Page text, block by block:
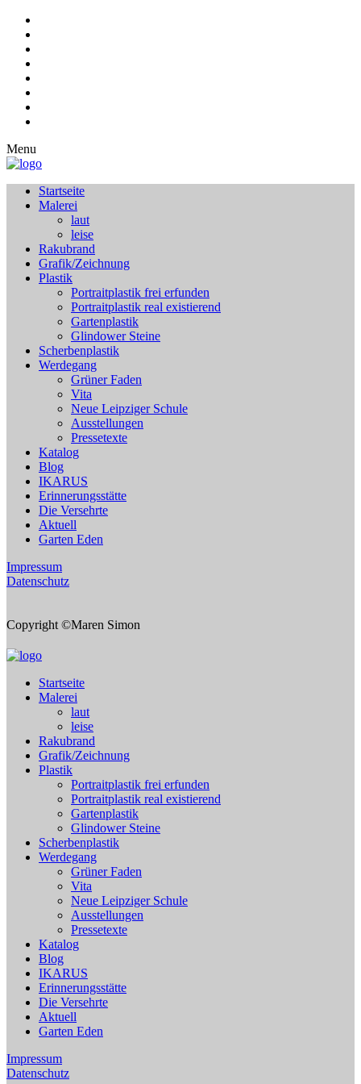
Menu
Startseite
Malerei
laut
leise
Rakubrand
Grafik/Zeichnung
Plastik
Portraitplastik frei erfunden
Portraitplastik real existierend
Gartenplastik
Glindower Steine
Scherbenplastik
Werdegang
Grüner Faden
Vita
Neue Leipziger Schule
Ausstellungen
Pressetexte
Katalog
Blog
IKARUS
Erinnerungsstätte
Die Versehrte
Aktuell
Garten Eden
Impressum
Datenschutz
Copyright ©Maren Simon
Startseite
Malerei
laut
leise
Rakubrand
Grafik/Zeichnung
Plastik
Portraitplastik frei erfunden
Portraitplastik real existierend
Gartenplastik
Glindower Steine
Scherbenplastik
Werdegang
Grüner Faden
Vita
Neue Leipziger Schule
Ausstellungen
Pressetexte
Katalog
Blog
IKARUS
Erinnerungsstätte
Die Versehrte
Aktuell
Garten Eden
Impressum
Datenschutz